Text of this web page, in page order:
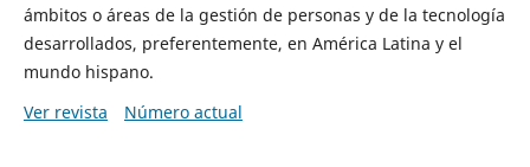
ámbitos o áreas de la gestión de personas y de la tecnología
desarrollados, preferentemente, en América Latina y el
mundo hispano.
Ver revista
Número actual